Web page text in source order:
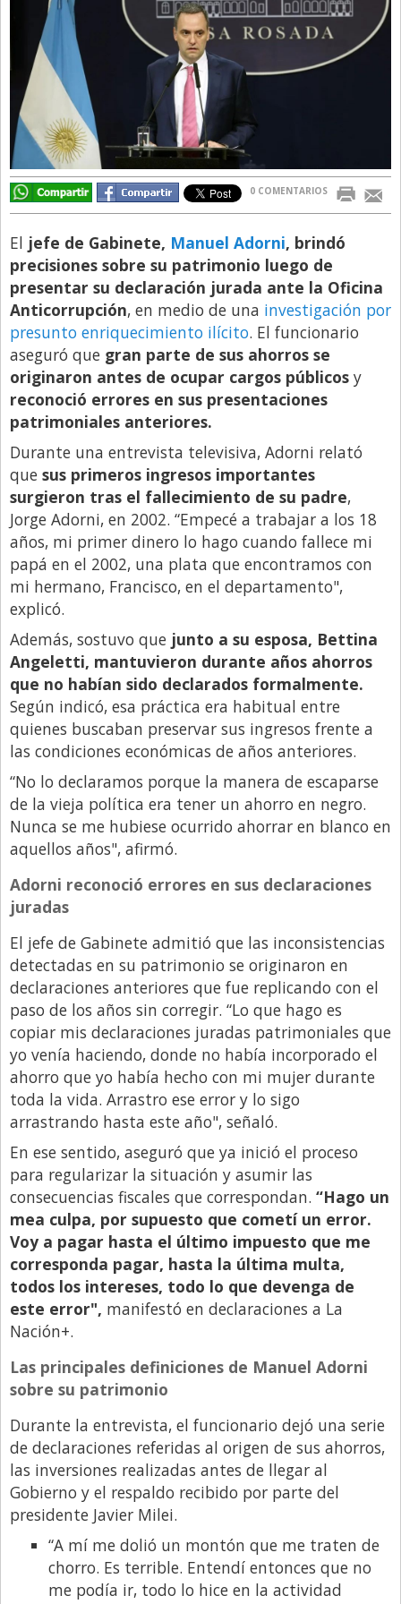
Directivos
Ecología y Ambiente
Economía
El Experto
El Innovador
El Precio Que Yo Ví
Entrevista
Entrevista Exclusiva
Finanzas
Gastronomia
Internacionales
La Opinión del Director
Legales
Libro de Quejas
Medios
Millonarios
Minuto Lanzamiento
Negocios
Opinion
País
Política
Publicidad y Marketing
Real Estate y Propiedades
Responsabilidad Social
Salidas
Santa Fe
Show Business
Tecnología
Viajes
0 COMENTARIOS
El jefe de Gabinete, Manuel Adorni, brindó
precisiones sobre su patrimonio luego de
presentar su declaración jurada ante la Oficina
Anticorrupción, en medio de una investigación por
presunto enriquecimiento ilícito. El funcionario
aseguró que gran parte de sus ahorros se
originaron antes de ocupar cargos públicos y
reconoció errores en sus presentaciones
patrimoniales anteriores.
Durante una entrevista televisiva, Adorni relató
que sus primeros ingresos importantes
surgieron tras el fallecimiento de su padre,
Jorge Adorni, en 2002. “Empecé a trabajar a los 18
años, mi primer dinero lo hago cuando fallece mi
papá en el 2002, una plata que encontramos con
mi hermano, Francisco, en el departamento",
explicó.
Además, sostuvo que junto a su esposa, Bettina
Angeletti, mantuvieron durante años ahorros
que no habían sido declarados formalmente.
Según indicó, esa práctica era habitual entre
quienes buscaban preservar sus ingresos frente a
las condiciones económicas de años anteriores.
“No lo declaramos porque la manera de escaparse
de la vieja política era tener un ahorro en negro.
Nunca se me hubiese ocurrido ahorrar en blanco en
aquellos años", afirmó.
Adorni reconoció errores en sus declaraciones
juradas
El jefe de Gabinete admitió que las inconsistencias
detectadas en su patrimonio se originaron en
declaraciones anteriores que fue replicando con el
paso de los años sin corregir. “Lo que hago es
copiar mis declaraciones juradas patrimoniales que
yo venía haciendo, donde no había incorporado el
ahorro que yo había hecho con mi mujer durante
toda la vida. Arrastro ese error y lo sigo
arrastrando hasta este año", señaló.
En ese sentido, aseguró que ya inició el proceso
para regularizar la situación y asumir las
consecuencias fiscales que correspondan. “Hago un
mea culpa, por supuesto que cometí un error.
Voy a pagar hasta el último impuesto que me
corresponda pagar, hasta la última multa,
todos los intereses, todo lo que devenga de
este error", manifestó en declaraciones a La
Nación+.
Las principales definiciones de Manuel Adorni
sobre su patrimonio
Durante la entrevista, el funcionario dejó una serie
de declaraciones referidas al origen de sus ahorros,
las inversiones realizadas antes de llegar al
Gobierno y el respaldo recibido por parte del
presidente Javier Milei.
“A mí me dolió un montón que me traten de
chorro. Es terrible. Entendí entonces que no
me podía ir, todo lo hice en la actividad